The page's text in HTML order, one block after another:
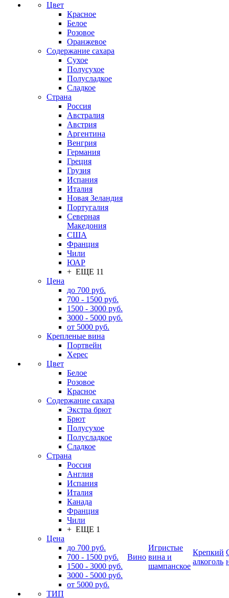
Цвет
Красное
Белое
Розовое
Оранжевое
Содержание сахара
Сухое
Полусухое
Полусладкое
Сладкое
Страна
Россия
Австралия
Австрия
Аргентина
Венгрия
Германия
Греция
Грузия
Испания
Италия
Новая Зеландия
Португалия
Северная
Македония
США
Франция
Чили
ЮАР
+ ЕЩЕ 11
Цена
до 700 руб.
700 - 1500 руб.
1500 - 3000 руб.
3000 - 5000 руб.
от 5000 руб.
Крепленые вина
Портвейн
Херес
Цвет
Белое
Розовое
Красное
Содержание сахара
Экстра брют
Брют
Полусухое
Полусладкое
Сладкое
Страна
Россия
Англия
Испания
Италия
Канада
Франция
Чили
+ ЕЩЕ 1
Цена
до 700 руб.
700 - 1500 руб.
1500 - 3000 руб.
3000 - 5000 руб.
от 5000 руб.
ТИП
Вино
Игристые
вина и
шампанское
Крепкий
алкоголь